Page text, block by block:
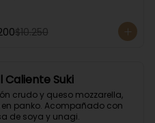
$10.250
Caliente Suki
crudo y queso mozzarella,
en panko. Acompañado con
de soya y unagi.